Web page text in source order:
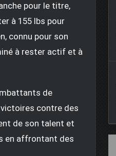
pour le titre,
à 155 lbs pour
connu pour son
à rester actif et à
de
contre des
de son talent et
en affrontant des